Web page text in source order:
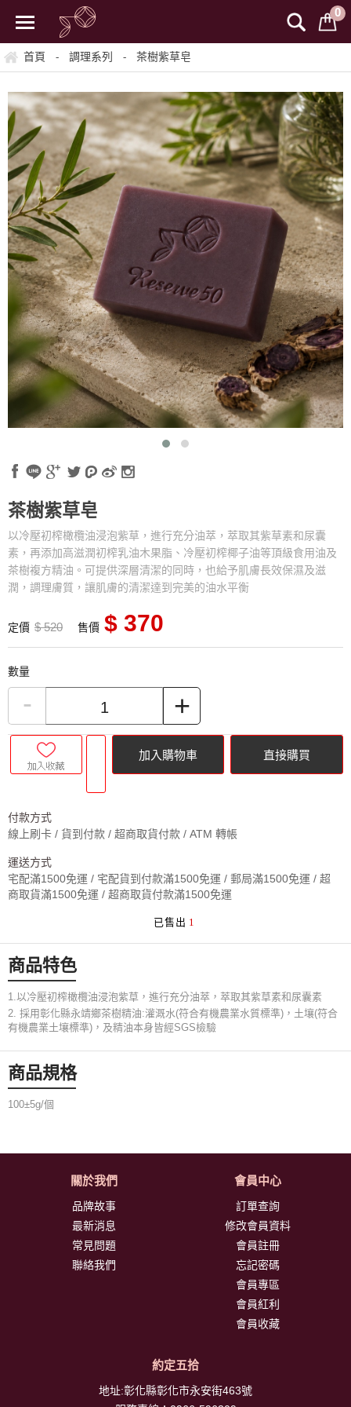
0
首頁 - 調理系列 - 茶樹紫草皂
茶樹紫草皂
以冷壓初榨橄欖油浸泡紫草，進行充分油萃，萃取其紫草素和尿囊
素，再添加高滋潤初榨乳油木果脂、冷壓初榨椰子油等頂級食用油及
茶樹複方精油。可提供深層清潔的同時，也給予肌膚長效保濕及滋
潤，調理膚質，讓肌膚的清潔達到完美的油水平衡
定價 $ 520 售價 $ 370
數量
- +
加入購物車 直接購買
付款方式
線上刷卡 / 貨到付款 / 超商取貨付款 / ATM 轉帳
運送方式
宅配滿1500免運 / 宅配貨到付款滿1500免運 / 郵局滿1500免運 / 超
商取貨滿1500免運 / 超商取貨付款滿1500免運
已售出 1
商品特色
1.以冷壓初榨橄欖油浸泡紫草，進行充分油萃，萃取其紫草素和尿囊素
2. 採用彰化縣永靖鄉茶樹精油:灌溉水(符合有機農業水質標準)，土壤(符合
有機農業土壤標準)，及精油本身皆經SGS檢驗
商品規格
100±5g/個
關於我們
品牌故事
最新消息
常見問題
聯絡我們
會員中心
訂單查詢
修改會員資料
會員註冊
忘記密碼
會員專區
會員紅利
會員收藏
約定五拾
地址:彰化縣彰化市永安街463號